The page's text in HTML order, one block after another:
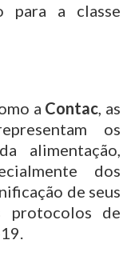
para a classe
a Contac, as
os
alimentação,
dos
de seus
protocolos de